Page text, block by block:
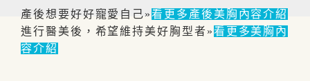
產後想要好好寵愛自己»看更多產後美胸內容介紹
進行醫美後，希望維持美好胸型者»看更多美胸內
容介紹